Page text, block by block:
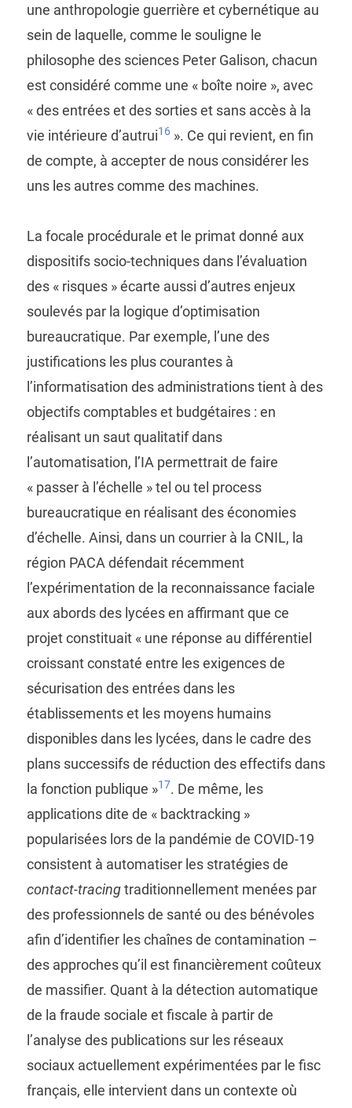
une anthropologie guerrière et cybernétique au
sein de laquelle, comme le souligne le
philosophe des sciences Peter Galison, chacun
est considéré comme une « boîte noire », avec
« des entrées et des sorties et sans accès à la
vie intérieure d’autrui16». Ce qui revient, en fin
de compte, à accepter de nous considérer les
uns les autres comme des machines.
La focale procédurale et le primat donné aux
dispositifs socio-techniques dans l’évaluation
des « risques » écarte aussi d’autres enjeux
soulevés par la logique d’optimisation
bureaucratique. Par exemple, l’une des
justifications les plus courantes à
l’informatisation des administrations tient à des
objectifs comptables et budgétaires : en
réalisant un saut qualitatif dans
l’automatisation, l’IA permettrait de faire
« passer à l’échelle » tel ou tel process
bureaucratique en réalisant des économies
d’échelle. Ainsi, dans un courrier à la CNIL, la
région PACA défendait récemment
l’expérimentation de la reconnaissance faciale
aux abords des lycées en affirmant que ce
projet constituait « une réponse au différentiel
croissant constaté entre les exigences de
sécurisation des entrées dans les
établissements et les moyens humains
disponibles dans les lycées, dans le cadre des
plans successifs de réduction des effectifs dans
la fonction publique »17. De même, les
applications dite de « backtracking »
popularisées lors de la pandémie de COVID-19
consistent à automatiser les stratégies de
contact-tracingtraditionnellement menées par
des professionnels de santé ou des bénévoles
afin d’identifier les chaînes de contamination –
des approches qu’il est financièrement coûteux
de massifier. Quant à la détection automatique
de la fraude sociale et fiscale à partir de
l’analyse des publications sur les réseaux
sociaux actuellement expérimentées par le fisc
français, elle intervient dans un contexte où